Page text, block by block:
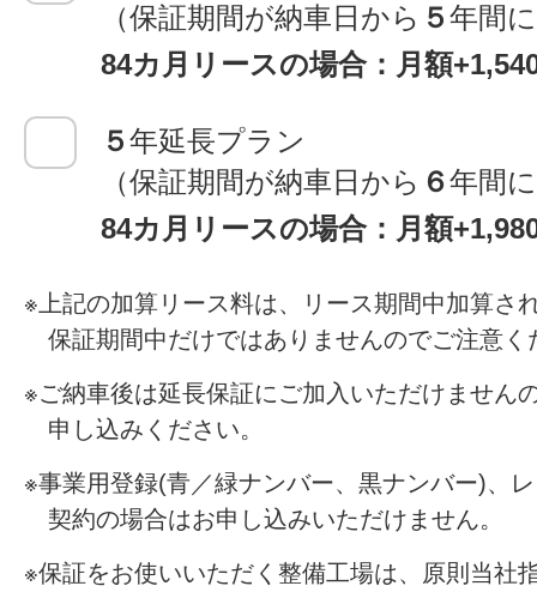
（保証期間が納車日から ５年間
84カ月リースの場合：月額
５年延長プラン
（保証期間が納車日から ６年間
84カ月リースの場合：月額
上記の加算リース料は、リース期間中加算さ
保証期間中だけではありませんのでご注意く
ご納車後は延長保証にご加入いただけません
申し込みください。
事業用登録(青／緑ナンバー、黒ナンバー)、
契約の場合はお申し込みいただけません。
保証をお使いいただく整備工場は、原則当社